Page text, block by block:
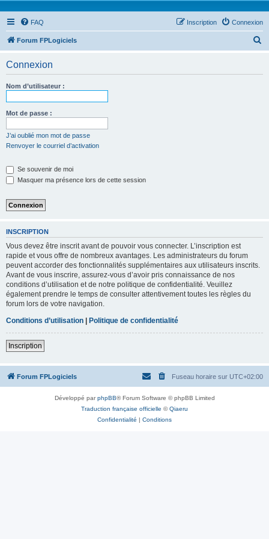
FAQ Connexion
Inscription
Forum FPLogiciels
Connexion
Nom d’utilisateur :
Mot de passe :
J’ai oublié mon mot de passe
Renvoyer le courriel d’activation
Se souvenir de moi
Masquer ma présence lors de cette session
INSCRIPTION
Vous devez être inscrit avant de pouvoir vous connecter. L’inscription est
rapide et vous offre de nombreux avantages. Les administrateurs du forum
peuvent accorder des fonctionnalités supplémentaires aux utilisateurs inscrits.
Avant de vous inscrire, assurez-vous d’avoir pris connaissance de nos
conditions d’utilisation et de notre politique de confidentialité. Veuillez
également prendre le temps de consulter attentivement toutes les règles du
forum lors de votre navigation.
Conditions d’utilisation | Politique de confidentialité
Inscription
Forum FPLogiciels Fuseau horaire sur UTC+02:00
Développé parphpBB® Forum Software © phpBB Limited
Traduction française officielle ©Qiaeru
Confidentialité | Conditions